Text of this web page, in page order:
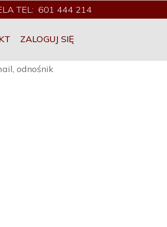
TEL: 601 444 214
ZALOGUJ SIĘ
odnośnik